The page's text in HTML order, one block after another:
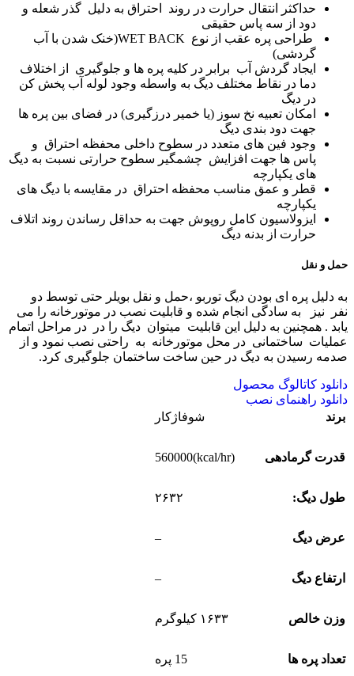
حداکثر انتقال حرارت در روند احتراق به دلیل گذر شعله و
دود از سه پاس حقیقی
طراحی پره عقب از نوع WET BACK(خنک شدن با آب
گردشی)
ایجاد گردش آب برابر در کلیه پره ها و جلوگیری از اختلاف
دما در نقاط مختلف دیگ به واسطه وجود لوله آب پخش کن
در دیگ
امکان تعبیه نخ سوز (یا خمیر درزگیری) در فضای بین پره ها
جهت دود بندی دیگ
وجود فین های متعدد در سطوح داخلی محفظه احتراق و
پاس ها جهت افزایش چشمگیر سطوح حرارتی نسبت به دیگ
های یکپارچه
قطر و عمق مناسب محفظه احتراق در مقایسه با دیگ های
یکپارچه
ایزولاسیون کامل روپوش جهت به حداقل رساندن روند اتلاف
حرارت از بدنه دیگ
حمل و نقل
به دلیل پره ای بودن دیگ توربو ،حمل و نقل بویلر حتی توسط دو
نفر نیز به سادگی انجام شده و قابلیت نصب در موتورخانه را می
یابد . همچنین به دلیل این قابلیت میتوان دیگ را در در مراحل اتمام
عملیات ساختمانی در محل موتورخانه به راحتی نصب نمود و از
صدمه رسیدن به دیگ در حین ساخت ساختمان جلوگیری کرد.
دانلود کاتالوگ محصول
دانلود راهنمای نصب
برند
شوفاژکار
قدرت گرمادهی (kcal/hr)560000
طول دیگ: ۲۶۳۲
عرض دیگ –
ارتفاع دیگ –
وزن خالص ۱۶۳۳ کیلوگرم
تعداد پره ها 15 پره